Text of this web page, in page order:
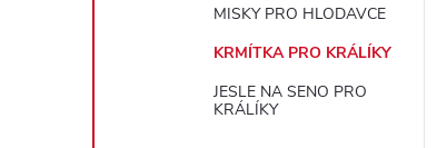
MISKY PRO HLODAVCE
KRMÍTKA PRO KRÁLÍKY
JESLE NA SENO PRO
KRÁLÍKY